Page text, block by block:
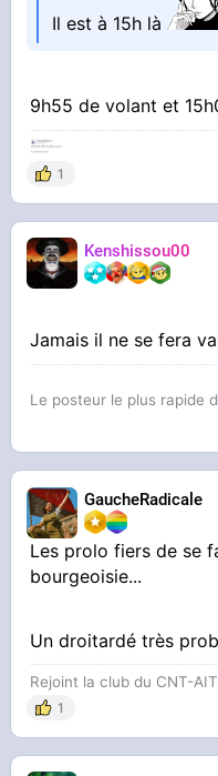
Il est à 15h là
9h55 de volant et
1
Kenshissou00
Jamais il ne se fera
Le posteur le plus rapide
GaucheRadicale
Les prolo fiers de se
bourgeoisie...
Un droitardé très
Rejoint la club du CNT-
1